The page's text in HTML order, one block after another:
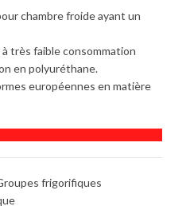
chambre froide ayant un
très faible consommation
en polyuréthane.
européennes en matière
frigorifiques